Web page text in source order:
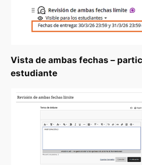
Vista de ambas fechas –
estudiante